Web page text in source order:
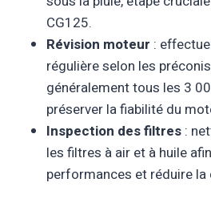
CG125.
Révision moteur :
régulière selon les
généralement tous les 3
préserver la fiabilité du
Inspection des filtres :
les filtres à air et à huile
performances et réduire